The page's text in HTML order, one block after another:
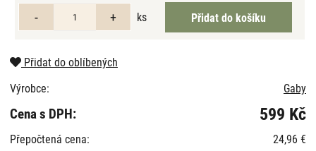
ks
Přidat do oblíbených
Výrobce:
Gaby
Cena s DPH: 599 Kč
Přepočtená cena:
24,96 €